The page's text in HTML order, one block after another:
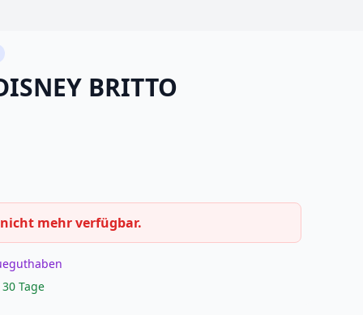
BRITTO
mehr verfügbar.
Tage